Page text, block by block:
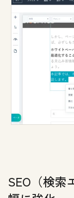
SEO（検索